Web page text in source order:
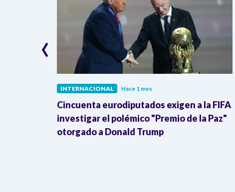
INTERNACIONAL Hace 1 mes
Cincuenta eurodiputados exigen a la FIFA
investigar el polémico "Premio de la Paz"
otorgado a Donald Trump
‹